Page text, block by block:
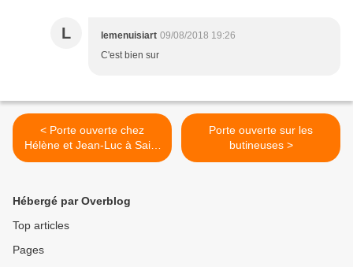
L lemenuisiart 09/08/2018 19:26
C'est bien sur
< Porte ouverte chez
Hélène et Jean-Luc à Saint
Cyprien village en 40
Porte ouverte sur les
butineuses >
Hébergé par Overblog
Top articles
Pages